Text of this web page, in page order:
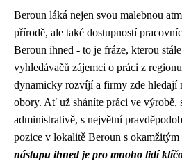
Beroun láká nejen svou malebnou
přírodě, ale také dostupností
Beroun ihned - to je fráze, kterou
vyhledávačů zájemci o práci z
dynamicky rozvíjí a firmy zde hledají
obory. Ať už sháníte práci ve výrobě,
administrativě, s největní
pozice v lokalitě Beroun s okamžitým
nástupu ihned je pro mnoho lidí